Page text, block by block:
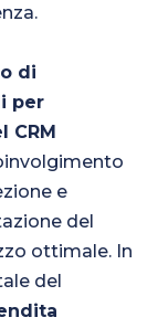
di
per
CRM
e
del
ottimale. In
del